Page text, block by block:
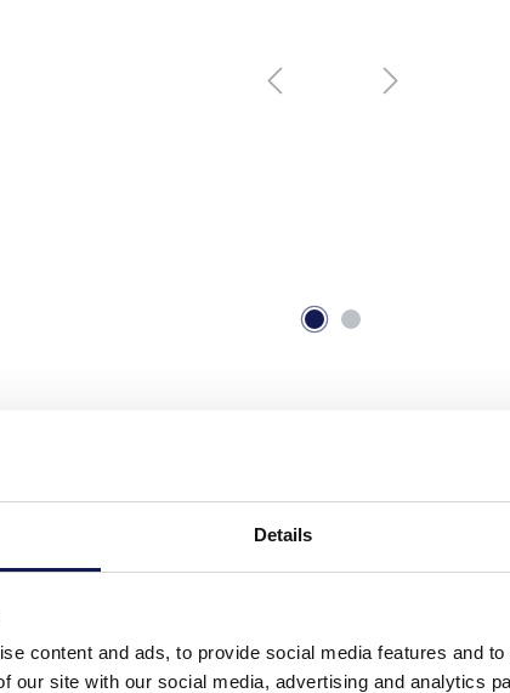
Details
content and ads, to provide social media features and
our site with our social media, advertising and analytics
K3 Zeesterren"